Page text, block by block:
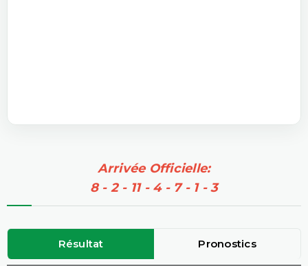
Arrivée Officielle:
8 - 2 - 11 - 4 - 7 - 1 - 3
Résultat Pronostics